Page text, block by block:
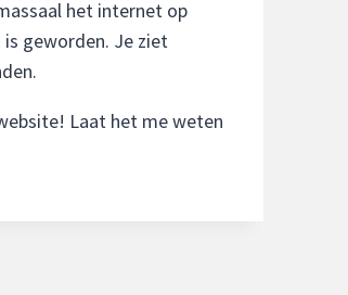
het internet op
geworden. Je ziet
Laat het me weten